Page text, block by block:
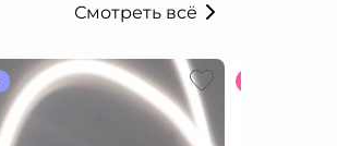
Смотреть всё